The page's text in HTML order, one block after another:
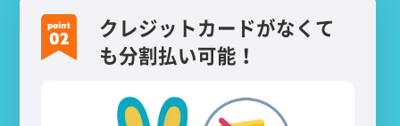
クレジットカードがなくて
も分割払い可能！